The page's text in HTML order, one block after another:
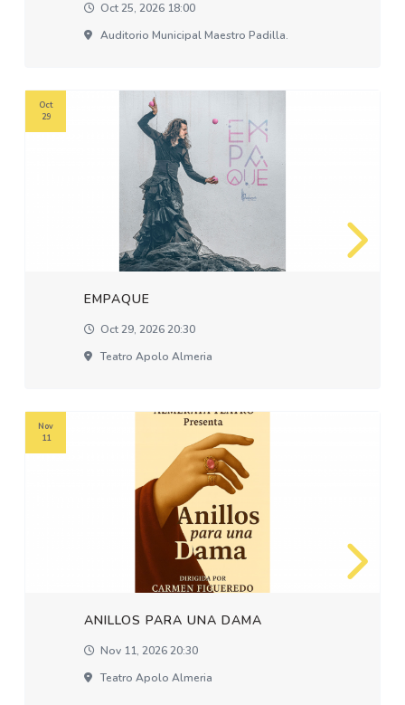
Oct 25, 2026 18:00
Auditorio Municipal Maestro Padilla.
EMPAQUE
Oct 29, 2026 20:30
Teatro Apolo Almeria
Oct
29
ANILLOS PARA UNA DAMA
Nov 11, 2026 20:30
Teatro Apolo Almeria
Nov
11